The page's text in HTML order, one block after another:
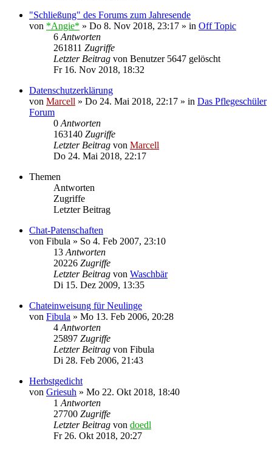
"Schließung" des Forums zum Jahresende
von *Angie* » Do 8. Nov 2018, 23:17 » in Off Topic
6 Antworten
261811 Zugriffe
Letzter Beitrag von Benutzer 5647 gelöscht
Fr 16. Nov 2018, 18:32
Datenschutzerklärung
von Marcell » Do 24. Mai 2018, 22:17 » in Das Pflegeschüler
Forum
0 Antworten
163140 Zugriffe
Letzter Beitrag von Marcell
Do 24. Mai 2018, 22:17
Themen
Antworten
Zugriffe
Letzter Beitrag
Chat-Patenschaften
von Fibula » So 4. Feb 2007, 23:10
13 Antworten
20226 Zugriffe
Letzter Beitrag von Waschbär
Di 15. Dez 2009, 13:35
Chateinweisung für Neulinge
von Fibula » Mo 13. Feb 2006, 20:28
4 Antworten
25897 Zugriffe
Letzter Beitrag von Fibula
Di 28. Feb 2006, 21:43
Herbstgedicht
von Griesuh » Mo 22. Okt 2018, 18:40
1 Antworten
27700 Zugriffe
Letzter Beitrag von doedl
Fr 26. Okt 2018, 20:27